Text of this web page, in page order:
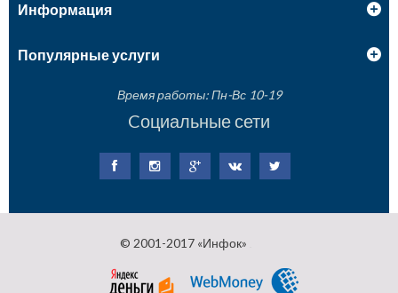
Информация
Популярные услуги
Время работы: Пн-Вс 10-19
Cоциальные сети
© 2001-2017 «Инфок»